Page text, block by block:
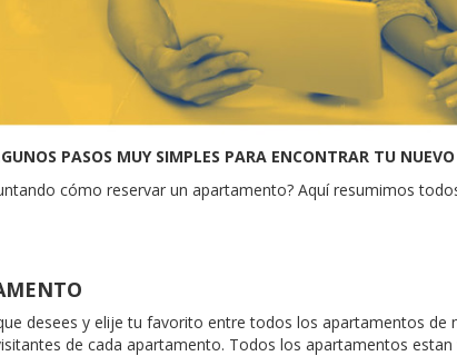
PASOS MUY SIMPLES PARA ENCONTRAR TU
cómo reservar un apartamento? Aquí resumimos
desees y elije tu favorito entre todos los apartamentos
de cada apartamento. Todos los apartamentos